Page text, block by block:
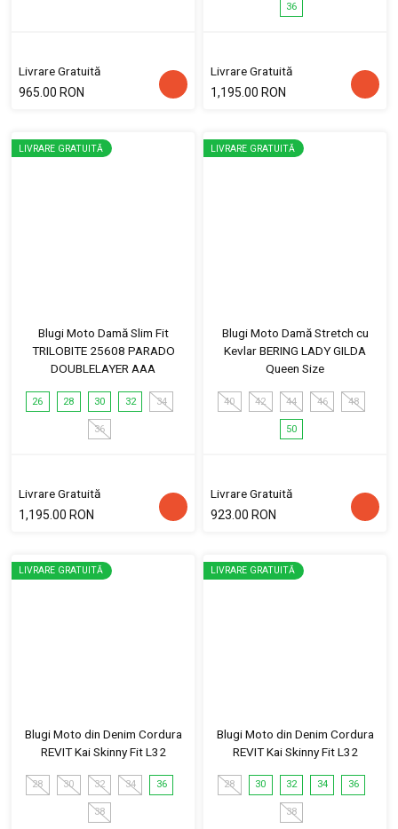
Livrare Gratuită
965.00 RON
36
Livrare Gratuită
1,195.00 RON
LIVRARE GRATUITĂ
Blugi Moto Damă Slim Fit
TRILOBITE 25608 PARADO
DOUBLELAYER AAA
26 28 30 32 34
36
Livrare Gratuită
1,195.00 RON
LIVRARE GRATUITĂ
Blugi Moto Damă Stretch cu
Kevlar BERING LADY GILDA
Queen Size
40 42 44 46 48
50
Livrare Gratuită
923.00 RON
LIVRARE GRATUITĂ
Blugi Moto din Denim Cordura
REVIT Kai Skinny Fit L32
28 30 32 34 36
38
LIVRARE GRATUITĂ
Blugi Moto din Denim Cordura
REVIT Kai Skinny Fit L32
28 30 32 34 36
38